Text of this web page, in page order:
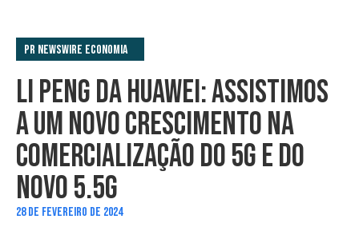
PR Newswire Economia
LI PENG DA HUAWEI: ASSISTIMOS
A UM NOVO CRESCIMENTO NA
COMERCIALIZAÇÃO DO 5G E DO
NOVO 5.5G
28 DE FEVEREIRO DE 2024